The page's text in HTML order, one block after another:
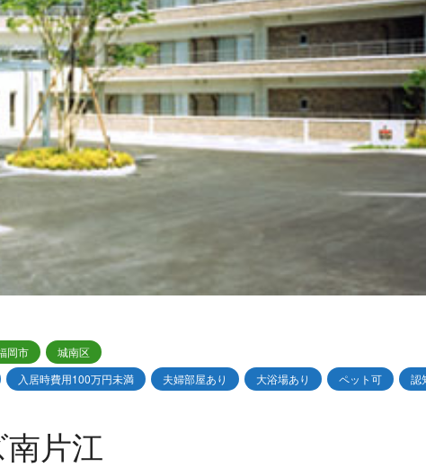
岡市
城南区
入居時費用100万円未満 夫婦部屋あり 大浴場あり ペット可
認
片江